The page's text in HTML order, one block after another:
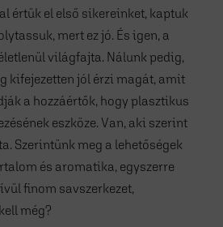
értük el első sikereinket, kaptuk
mert ez jó. És igen, a
világfajta. Nálunk pedig,
kifejezetten jól érzi magát, amit
a hozzáértők, hogy plasztikus
eszköze. Van, aki szerint
Szerintünk meg a lehetőségek
és aromatika, egyszerre
finom savszerkezet,
még?